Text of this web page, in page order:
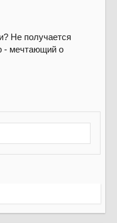
Не получается
- мечтающий о